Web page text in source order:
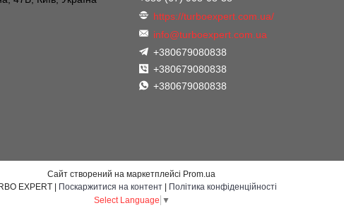
https://turboexpert.com.ua/
info@turboexpert.com.ua
+380679080838
+380679080838
+380679080838
Сайт створений на маркетплейсі Prom.ua
Поскаржитися на контент
Політика конфіденційності
Select Language ▼